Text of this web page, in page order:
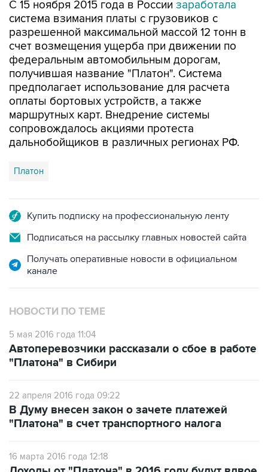
разрешенной максимальной массой 12 тонн в
счет возмещения ущерба при движении по
федеральным автомобильным дорогам,
получившая название "Платон". Система
предполагает использование для расчета
оплаты бортовых устройств, а также
маршрутных карт. Внедрение системы
сопровождалось акциями протеста
дальнобойщиков в различных регионах РФ.
Платон
Подписаться на рассылку главных новостей сайта
Получать оперативные новости в официальном
НОВОСТИ ПО ТЕМЕ
5 мая 2016 года 11:04
"Платона" в Сибири
22 апреля 2016 года 09:22
"Платона" в счет транспортного налога
16 марта 2016 года 12:18
меньше ожидавшихся